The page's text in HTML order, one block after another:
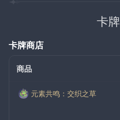
卡牌
卡牌商店
商品
元素共鸣：交织之草